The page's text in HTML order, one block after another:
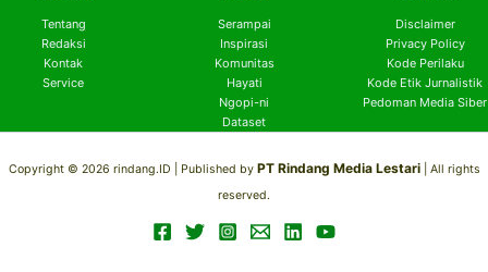
Tentang
Redaksi
Kontak
Service
Serampai
Inspirasi
Komunitas
Hayati
Ngopi-ni
Dataset
Disclaimer
Privacy Policy
Kode Perilaku
Kode Etik Jurnalistik
Pedoman Media Siber
Copyright © 2026 rindang.ID | Published by PT Rindang Media Lestari| All rights
reserved.